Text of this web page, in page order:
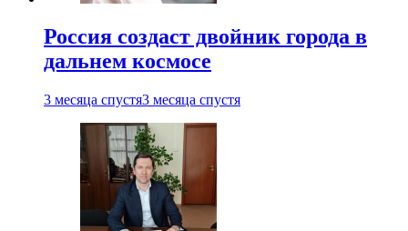
Россия создаст двойник города в
дальнем космосе
3 месяца спустя3 месяца спустя